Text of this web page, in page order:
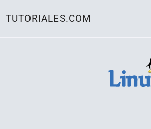
TUTORIALES.COM